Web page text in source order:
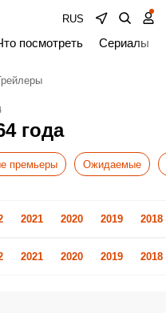
RUS
посмотреть Сериалы
года
премьеры Ожидаемые
2021 2020 2019 2018
2021 2020 2019 2018